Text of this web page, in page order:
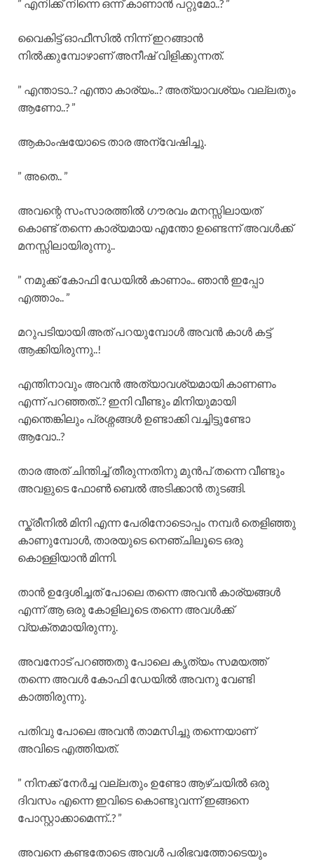
” എനിക്ക് നിന്നെ ഒന്ന് കാണാൻ പറ്റുമോ..? ”
വൈകിട്ട് ഓഫീസിൽ നിന്ന് ഇറങ്ങാൻ
നിൽക്കുമ്പോഴാണ് അനീഷ് വിളിക്കുന്നത്.
” എന്താടാ..? എന്താ കാര്യം..? അത്യാവശ്യം വല്ലതും
ആണോ..? ”
ആകാംഷയോടെ താര അന്വേഷിച്ചു.
” അതെ.. ”
അവന്റെ സംസാരത്തിൽ ഗൗരവം മനസ്സിലായത്
കൊണ്ട് തന്നെ കാര്യമായ എന്തോ ഉണ്ടെന്ന് അവൾക്ക്
മനസ്സിലായിരുന്നു..
” നമുക്ക് കോഫി ഡേയിൽ കാണാം.. ഞാൻ ഇപ്പോ
എത്താം.. ”
മറുപടിയായി അത് പറയുമ്പോൾ അവൻ കാൾ കട്ട്‌
ആക്കിയിരുന്നു..!
എന്തിനാവും അവൻ അത്യാവശ്യമായി കാണണം
എന്ന് പറഞ്ഞത്..? ഇനി വീണ്ടും മിനിയുമായി
എന്തെങ്കിലും പ്രശ്നങ്ങൾ ഉണ്ടാക്കി വച്ചിട്ടുണ്ടോ
ആവോ..?
താര അത് ചിന്തിച്ച് തീരുന്നതിനു മുൻപ് തന്നെ വീണ്ടും
അവളുടെ ഫോൺ ബെൽ അടിക്കാൻ തുടങ്ങി.
സ്ക്രീനിൽ മിനി എന്ന പേരിനോടൊപ്പം നമ്പർ തെളിഞ്ഞു
കാണുമ്പോൾ, താരയുടെ നെഞ്ചിലൂടെ ഒരു
കൊള്ളിയാൻ മിന്നി.
താൻ ഉദ്ദേശിച്ചത് പോലെ തന്നെ അവൻ കാര്യങ്ങൾ
എന്ന് ആ ഒരു കോളിലൂടെ തന്നെ അവൾക്ക്
വ്യക്തമായിരുന്നു.
അവനോട് പറഞ്ഞതു പോലെ കൃത്യം സമയത്ത്
തന്നെ അവൾ കോഫി ഡേയിൽ അവനു വേണ്ടി
കാത്തിരുന്നു.
പതിവു പോലെ അവൻ താമസിച്ചു തന്നെയാണ്
അവിടെ എത്തിയത്.
” നിനക്ക് നേർച്ച വല്ലതും ഉണ്ടോ ആഴ്ചയിൽ ഒരു
ദിവസം എന്നെ ഇവിടെ കൊണ്ടുവന്ന് ഇങ്ങനെ
പോസ്റ്റാക്കാമെന്ന്..? ”
അവനെ കണ്ടതോടെ അവൾ പരിഭവത്തോടെയും